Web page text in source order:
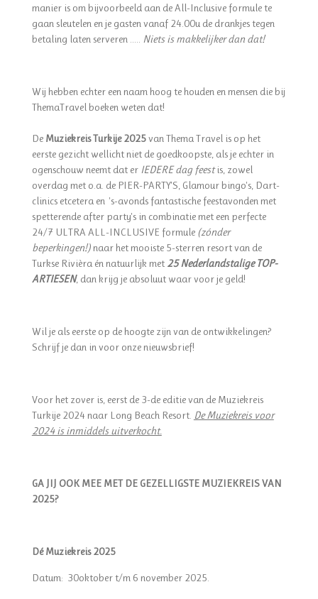
manier is om bijvoorbeeld aan de All-Inclusive formule te
gaan sleutelen en je gasten vanaf 24.00u de drankjes tegen
betaling laten serveren ..... Niets is makkelijker dan dat!
Wij hebben echter een naam hoog te houden en mensen die bij
ThemaTravel boeken weten dat!
De Muziekreis Turkije 2025van Thema Travel is op het
eerste gezicht wellicht niet de goedkoopste, als je echter in
ogenschouw neemt dat er IEDERE dag feestis, zowel
overdag met o.a. de PIER-PARTY'S, Glamour bingo's, Dart-
clinics etcetera en 's-avonds fantastische feestavonden met
spetterende after party's in combinatie met een perfecte
24/7 ULTRA ALL-INCLUSIVE formule (zónder
beperkingen!)naar het mooiste 5-sterren resort van de
Turkse Rivièra én natuurlijk met 25 Nederlandstalige TOP-
ARTIESEN, dan krijg je absoluut waar voor je geld!
Wil je als eerste op de hoogte zijn van de ontwikkelingen?
Schrijf je dan in voor onze nieuwsbrief!
Voor het zover is, eerst de 3-de editie van de Muziekreis
Turkije 2024 naar Long Beach Resort. De Muziekreis voor
2024 is inmiddels uitverkocht.
GA JIJ OOK MEE MET DE GEZELLIGSTE MUZIEKREIS VAN
2025?
Dé Muziekreis 2025
Datum: 30oktober t/m 6 november 2025.